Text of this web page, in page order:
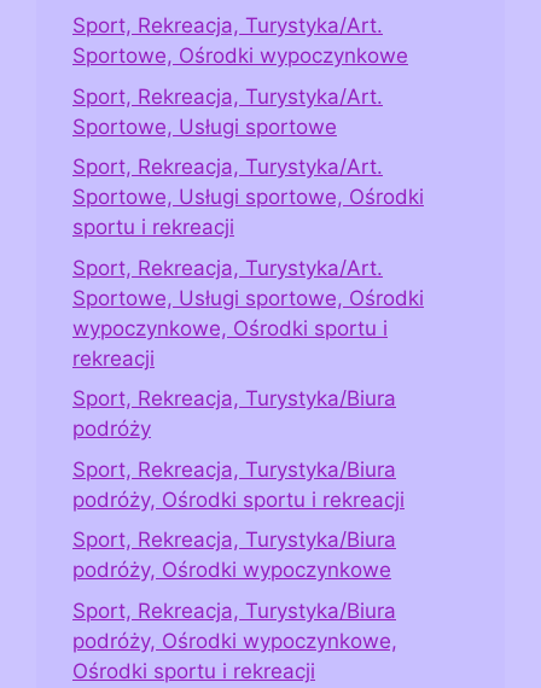
Sport, Rekreacja, Turystyka/Art.
Sportowe, Ośrodki wypoczynkowe
Sport, Rekreacja, Turystyka/Art.
Sportowe, Usługi sportowe
Sport, Rekreacja, Turystyka/Art.
Sportowe, Usługi sportowe, Ośrodki
sportu i rekreacji
Sport, Rekreacja, Turystyka/Art.
Sportowe, Usługi sportowe, Ośrodki
wypoczynkowe, Ośrodki sportu i
rekreacji
Sport, Rekreacja, Turystyka/Biura
podróży
Sport, Rekreacja, Turystyka/Biura
podróży, Ośrodki sportu i rekreacji
Sport, Rekreacja, Turystyka/Biura
podróży, Ośrodki wypoczynkowe
Sport, Rekreacja, Turystyka/Biura
podróży, Ośrodki wypoczynkowe,
Ośrodki sportu i rekreacji